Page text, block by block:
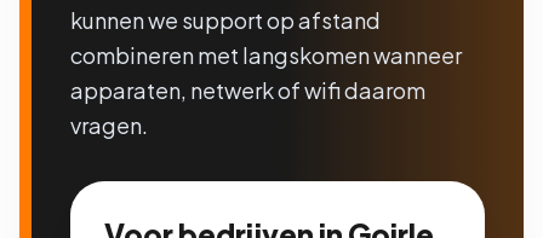
kunnen we support op afstand
combineren met langskomen wanneer
apparaten, netwerk of wifi daarom
vragen.